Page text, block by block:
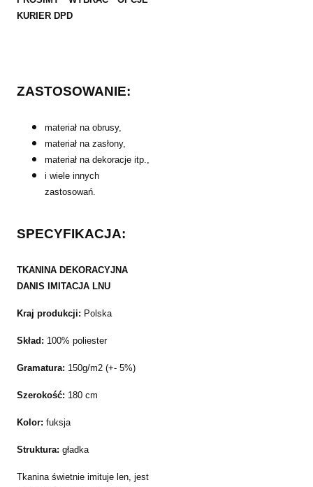
KURIER DPD
ZASTOSOWANIE:
materiał na obrusy,
materiał na zasłony,
materiał na dekoracje itp.,
i wiele innych
zastosowań.
SPECYFIKACJA:
TKANINA DEKORACYJNA
DANIS IMITACJA LNU
Kraj produkcji: Polska
Skład: 100% poliester
Gramatura: 150g/m2 (+- 5%)
Szerokość: 180 cm
Kolor: fuksja
Struktura: gładka
Tkanina świetnie imituje len, jest